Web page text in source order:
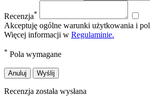
Recenzja*
Akceptuję ogólne warunki użytkowania i
Więcej informacji w Regulaminie.
* Pola wymagane
Anuluj Wyślij
Recenzja została wysłana